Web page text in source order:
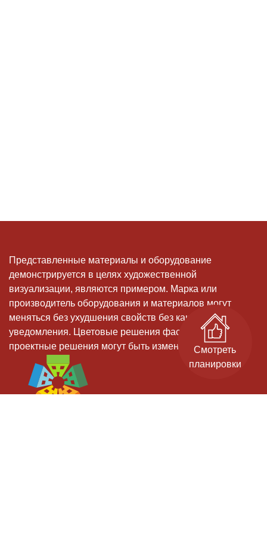
Представленные материалы и оборудование
демонстрируется в целях художественной
визуализации, являются примером. Марка или
производитель оборудования и материалов могут
меняться без ухудшения свойств без какого-либо
уведомления. Цветовые решения фасадов, и иные
проектные решения могут быть измененыСмотреть
планировки